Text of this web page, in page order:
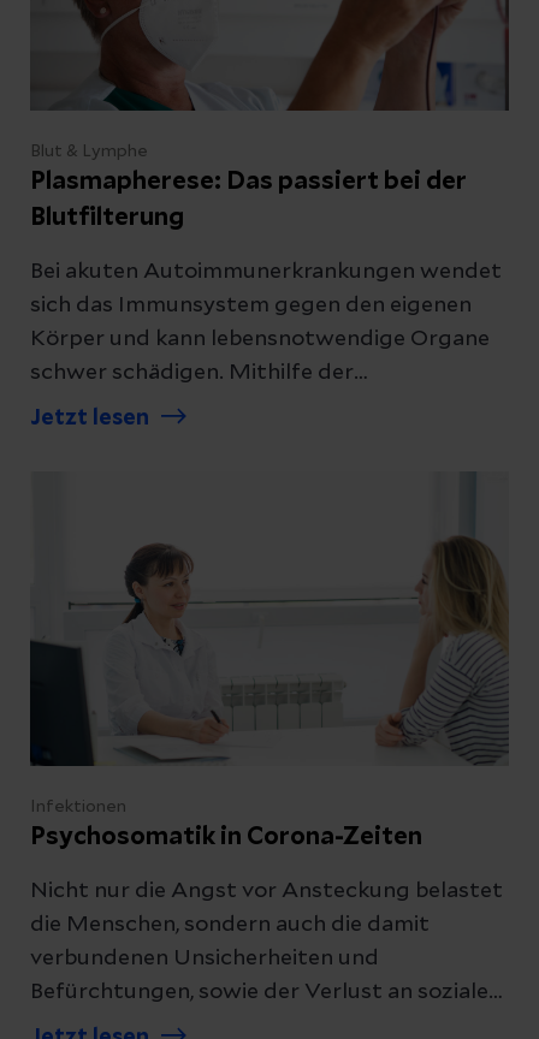
Blut & Lymphe
Plasmapherese: Das passiert bei der
Blutfilterung
Bei akuten Autoimmunerkrankungen wendet
sich das Immunsystem gegen den eigenen
Körper und kann lebensnotwendige Organe
schwer schädigen. Mithilfe der
Plasmapherese (Austausch des Plasmas)
Jetzt lesen
Infektionen
Psychosomatik in Corona-Zeiten
Nicht nur die Angst vor Ansteckung belastet
die Menschen, sondern auch die damit
verbundenen Unsicherheiten und
Befürchtungen, sowie der Verlust an sozialen
Kontakten. All das kann ein